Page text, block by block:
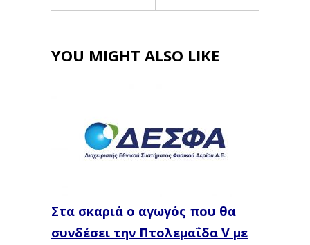
YOU MIGHT ALSO LIKE
Στα σκαριά ο αγωγός που θα
συνδέσει την Πτολεμαΐδα V με